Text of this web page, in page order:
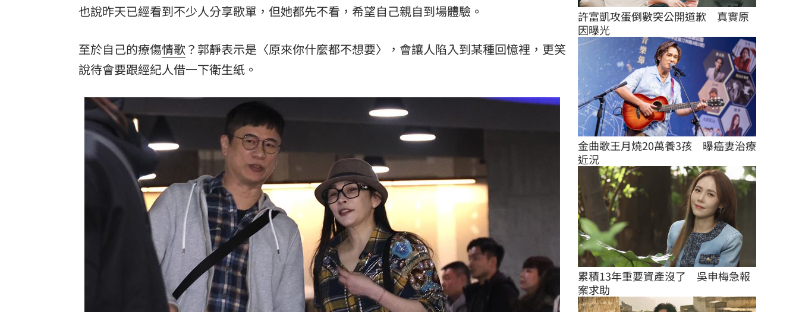
也說昨天已經看到不少人分享歌單，但她都先不看，希望自己親自到場體驗。
至於自己的療傷情歌 ？郭靜表示是〈原來你什麼都不想要〉，會讓人陷入到某種回憶裡，更笑
說待會要跟經紀人借一下衛生紙。
許富凱攻蛋倒數突公開道歉　真實原
因曝光
金曲歌王月燒20萬養3孩　曝癌妻治療
近況
累積13年重要資產沒了　吳申梅急報
案求助